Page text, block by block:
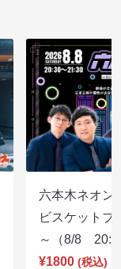
六本木ネオン
ビスケットブ
～（8/8
¥1800 (税込)